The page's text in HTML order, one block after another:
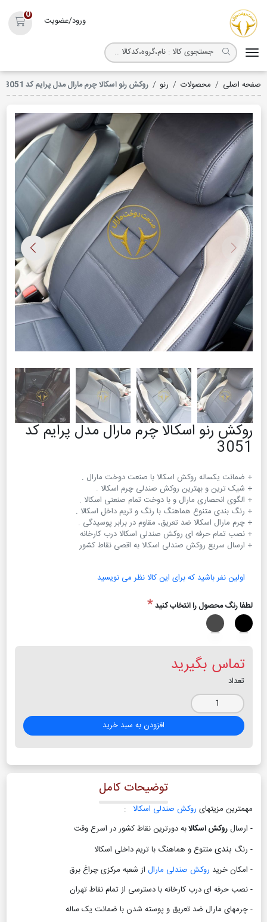
ورود/عضویت
0
صفحه اصلی محصولات رنو روکش رنو اسکالا چرم مارال مدل پرایم کد 3051
روکش رنو اسکالا چرم مارال مدل پرایم کد
3051
+ ارسال سریع روکش صندلی اسکالا به اقصی نقاط کشور
اولین نفر باشید که برای این کالا نظر می نویسید
لطفا رنگ محصول را انتخاب کنید*
تماس بگیرید
تعداد
افزودن به سبد خرید
توضیحات کامل
مهمترین مزیتهای روکش صندلی اسکالا :
- ارسالروکش اسکالابه دورترین نقاط کشور در اسرع وقت
- رنگ بندی متنوع و هماهنگ با تریم داخلی اسکالا
- امکان خرید روکش صندلی مارال از شعبه مرکزی چراغ برق
- نصب حرفه ای درب کارخانه با دسترسی از تمام نقاط تهران
- چرمهای مارال ضد تعریق و پوسته شدن با ضمانت یک ساله